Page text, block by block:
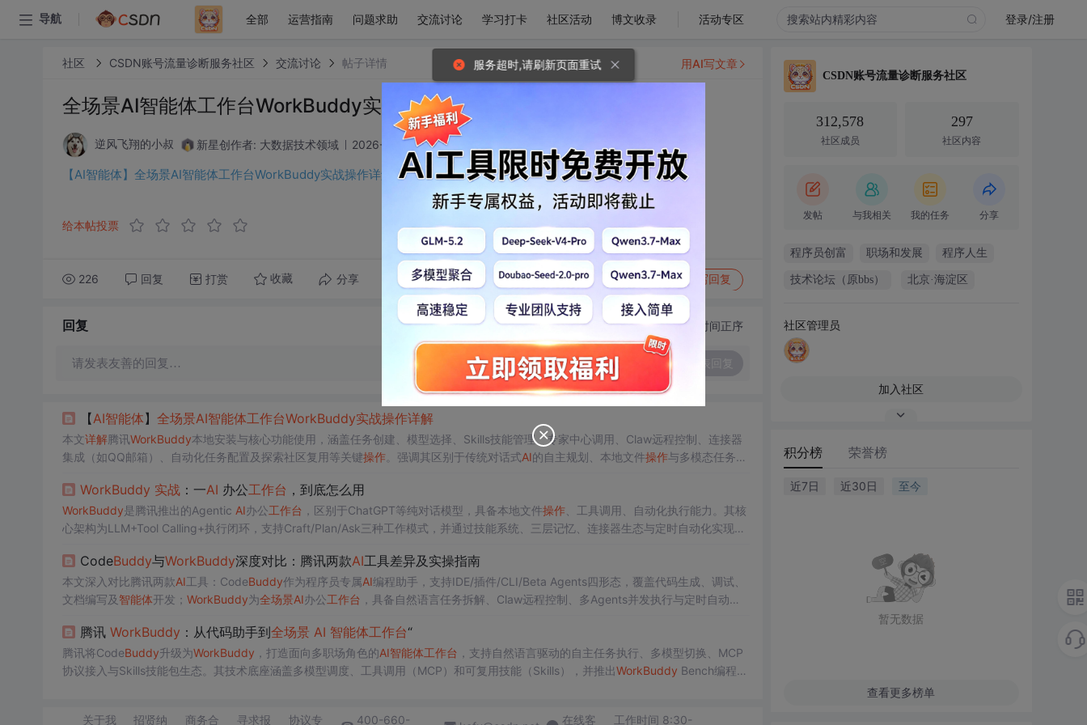
导航 全部 运营指南 问题求助 交流讨论 学习打卡 社区活动 博文收录 活动专区 登录/注册
社区 CSDN账号流量诊断服务社区 交流讨论 帖子详情
全场景AI智能体工作台WorkBuddy实战操作详解
逆风飞翔的小叔 新星创作者: 大数据技术领域 2026-05-23 17:22:52
【AI智能体】全场景AI智能体工作台WorkBuddy实战操作详解-CSDN博客
给本帖投票
226 回复 打赏 收藏 分享 转发到动态 举报 写回复
用AI写文章
回复 切换为时间正序
请发表友善的回复…
【AI智能体】 全场景AI智能体工作台WorkBuddy实战操作详解
本文详解腾讯WorkBuddy本地安装与核心功能使用，涵盖任务创建、模型选择、Skills技能管理、专家中心调用、Claw远程控制、连接器
集成（如QQ邮箱）、自动化任务配置及探索社区复用等关键操作。强调其区别于传统对话式AI的自主规划、本地文件操作与多模态任务处
WorkBuddy 实战：一AI 办公工作台 ，到底怎么用
WorkBuddy是腾讯推出的Agentic AI办公工作台 ，区别于ChatGPT等纯对话模型，具备本地文件操作、工具调用、自动化执行能力。其核
心架构为LLM+Tool Calling+执行闭环，支持Craft/Plan/Ask三种工作模式，并通过技能系统、三层记忆、连接器生态与定时自动化实现全
CodeBuddy与WorkBuddy深度对比：腾讯两款AI工具差异及实操指南
本文深入对比腾讯两款AI工具：CodeBuddy作为程序员专属AI编程助手，支持IDE/插件/CLI/Beta Agents四形态，覆盖代码生成、调试、
文档编写及 智能体开发； WorkBuddy为全场景AI办公工作台 ，具备自然语言任务拆解、Claw远程控制、多Agents并发执行与定时自动化
腾讯 WorkBuddy ：从代码助手到全场景 AI 智能体工作台“
腾讯将CodeBuddy升级为WorkBuddy ，打造面向多职场角色的AI智能体工作台 ，支持自然语言驱动的自主任务执行、多模型切换、MCP
协议接入与Skills技能包生态。其技术底座涵盖多模型调度、工具调用（MCP）和可复用技能（Skills），并推出WorkBuddy Bench编程排
关于我 招贤纳 商务合 寻求报 协议专 400-660- 在线客 工作时间 8:30-
CSDN账号流量诊断服务社区
312,578
社区成员
297
社区内容
发帖 与我相关 我的任务 分享
程序员创富 职场和发展 程序人生
技术论坛（原bbs） 北京·海淀区
社区管理员
加入社区
积分榜 荣誉榜
近7日 近30日 至今
暂无数据
查看更多榜单
服务超时,请刷新页面重试